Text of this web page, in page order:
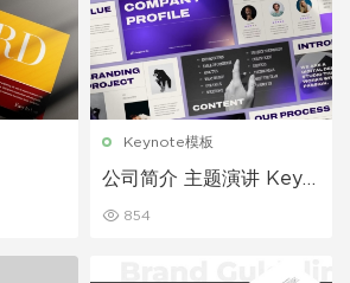
Keynote模板
公司简介 主题演讲 Keyn
854